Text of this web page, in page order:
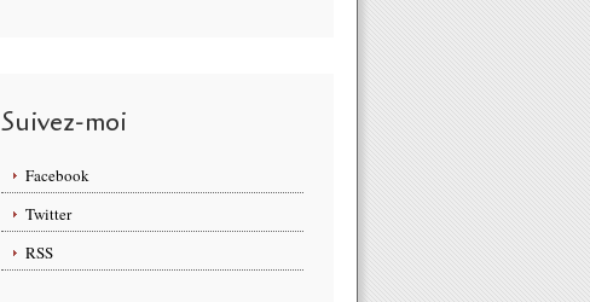
Suivez-moi
Facebook
Twitter
RSS